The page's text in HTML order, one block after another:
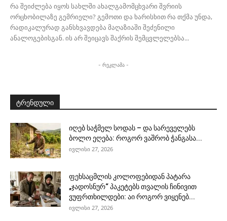
რა შეიძლება იყოს სახლში ახალგამომცხვარი შვრიის
ორცხობილაზე გემრიელი? გემოთი და ხარისხით რა თქმა უნდა,
რადიკალურად განსხვავდება მაღაზიაში შეძენილი
ანალოგებისგან. ის არ შეიცავს შაქრის შემცვლელებსა...
- რეკლამა -
ტრენდული
იღებ საჭმელ სოდას – და სარეველებს
ბოლო ეღება: როგორ ვაშრობ ჭანგასა...
ივლისი 27, 2026
ფეხსაცმლის კოლოფებიდან პატარა
„ჯადოსნურ“ პაკეტებს თვალის ჩინივით
ვუფრთხილდები: აი როგორ ვიყენებ...
ივლისი 27, 2026